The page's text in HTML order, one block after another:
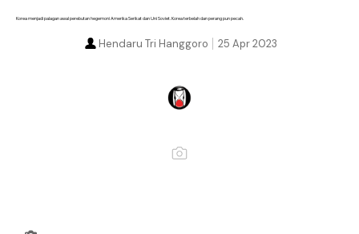
Korea menjadi palagan awal perebutan hegemoni Amerika Serikat dan Uni Soviet. Korea terbelah dan perang pun pecah.
25 Apr 2023
Hendaru Tri Hanggoro